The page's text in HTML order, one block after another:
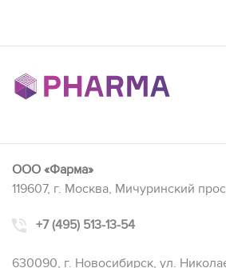
ООО «Фарма»
119607, г. Москва, Мичуринский
+7 (495) 513-13-54
630090, г. Новосибирск, ул.